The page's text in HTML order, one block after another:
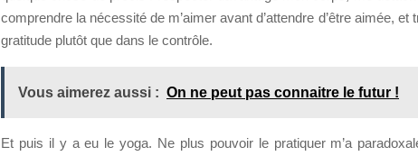
comprendre la nécessité de m’aimer avant d’attendre d’être aimée,
gratitude plutôt que dans le contrôle.
Vous aimerez aussi : On ne peut pas connaitre le futur !
Et puis il y a eu le yoga. Ne plus pouvoir le pratiquer m’a